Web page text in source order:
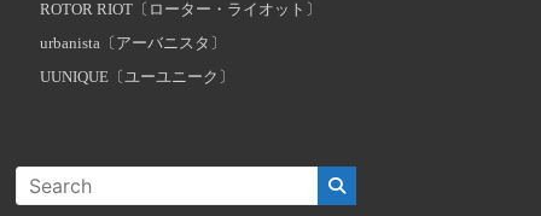
ROTOR RIOT〔ローター・ライオット〕
urbanista〔アーバニスタ〕
UUNIQUE〔ユーユニーク〕